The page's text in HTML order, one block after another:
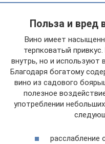
Польза и вред
Вино имеет
терпковатый
внутрь, но и используют
Благодаря богатому
вино из садового
полезное
употреблении
расслабление